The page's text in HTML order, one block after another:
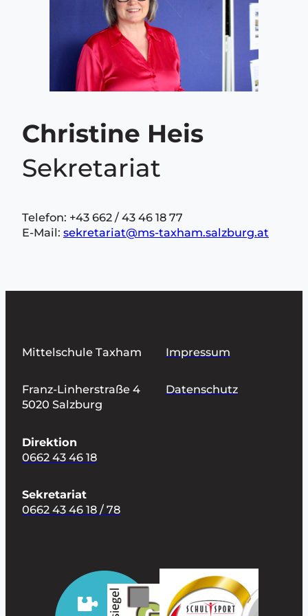
Christine Heis
Sekretariat
Telefon: +43 662 / 43 46 18 77
E-Mail: sekretariat@ms-taxham.salzburg.at
Mittelschule Taxham
Franz-Linherstraße 4
5020 Salzburg
Direktion
0662 43 46 18
Sekretariat
0662 43 46 18 / 78
Impressum
Datenschutz